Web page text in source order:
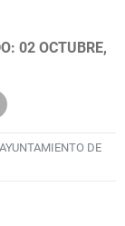
02 OCTUBRE,
AYUNTAMIENTO DE